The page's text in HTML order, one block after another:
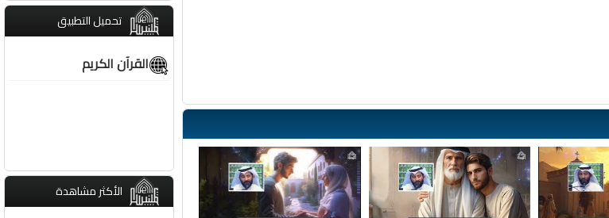
تحميل التطبيق
القرآن الكريم
الأكثر مشاهدة